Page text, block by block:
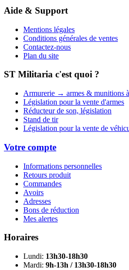
Aide & Support
Mentions légales
Conditions générales de ventes
Contactez-nous
Plan du site
ST Militaria c'est quoi ?
Armurerie → armes & munitions
Législation pour la vente d'armes
Réducteur de son, législation
Stand de tir
Législation pour la vente de
Votre compte
Informations personnelles
Retours produit
Commandes
Avoirs
Adresses
Bons de réduction
Mes alertes
Horaires
Lundi: 13h30-18h30
Mardi: 9h-13h / 13h30-18h30